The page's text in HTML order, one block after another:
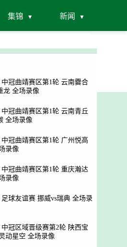
集锦 新闻
中冠曲靖赛区第1轮 云南爨合
龙 全场录像
中冠曲靖赛区第1轮 云南青丘
全场录像
中冠曲靖赛区第1轮 广州悦高
录像
中冠曲靖赛区第1轮 重庆瀚达
录像
足球友谊赛 挪威vs瑞典 全场录
中冠区域晋级赛第2轮 陕西宝
动星空 全场录像